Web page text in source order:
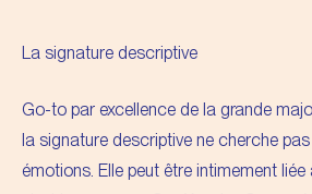
La signature descriptive
Go-to par excellence de la grande
la signature descriptive ne cherche
émotions. Elle peut être intimement